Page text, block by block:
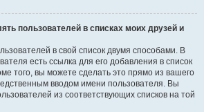
пользователей в списках моих друзей и
в свой список двумя способами. В
есть ссылка для его добавления в список
того, вы можете сделать это прямо из вашего
вводом имени пользователя. Вы
из соответствующих списков на той